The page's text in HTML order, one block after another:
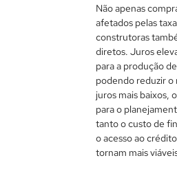
Não apenas
afetados pelas
construtoras
diretos. Juros
para a produção
podendo reduzir
juros mais baixos,
para o
tanto o custo de
o acesso ao
tornam mais